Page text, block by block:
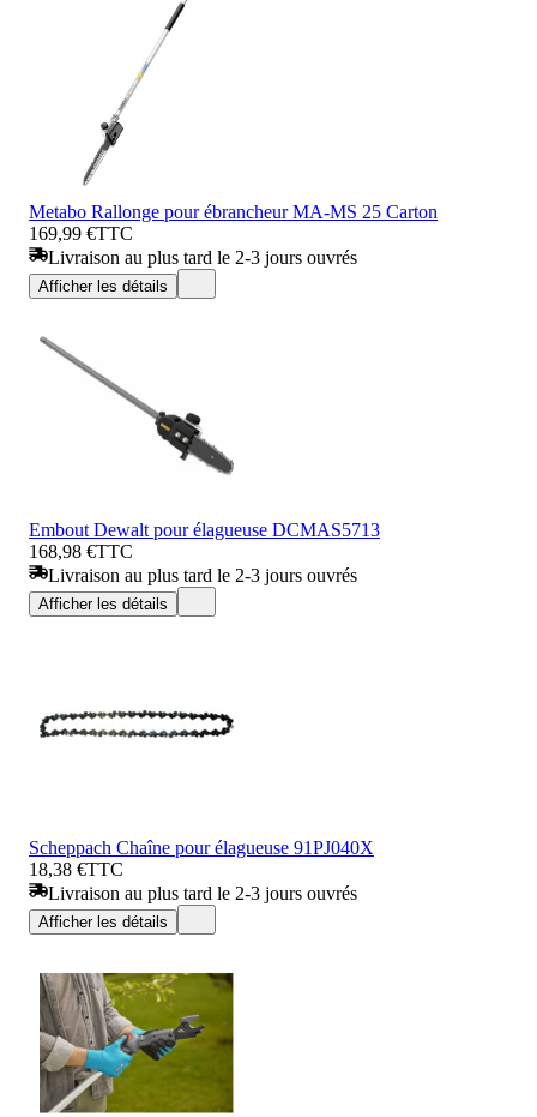
Metabo Rallonge pour ébrancheur MA-MS 25 Carton
169,99 €TTC
Livraison au plus tard le 2-3 jours ouvrés
Afficher les détails
Embout Dewalt pour élagueuse DCMAS5713
168,98 €TTC
Livraison au plus tard le 2-3 jours ouvrés
Afficher les détails
Scheppach Chaîne pour élagueuse 91PJ040X
18,38 €TTC
Livraison au plus tard le 2-3 jours ouvrés
Afficher les détails